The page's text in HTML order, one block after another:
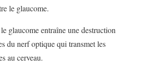
le glaucome.
glaucome entraîne une destruction
du nerf optique qui transmet les
au cerveau.